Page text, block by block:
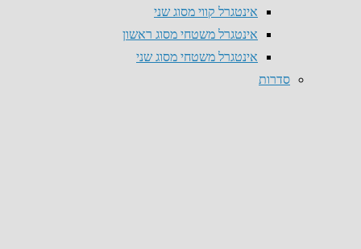
אינטגרל קווי מסוג שני
אינטגרל משטחי מסוג ראשון
אינטגרל משטחי מסוג שני
סדרות